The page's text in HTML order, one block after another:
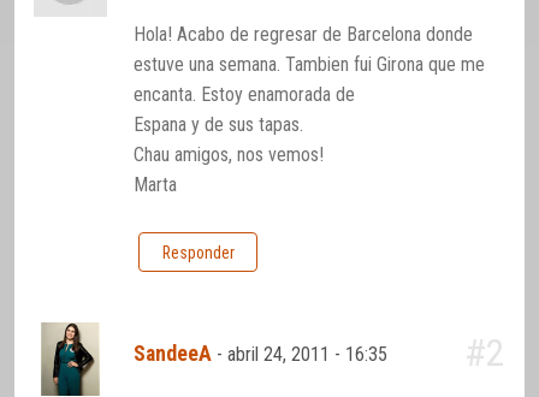
Hola! Acabo de regresar de Barcelona donde
estuve una semana. Tambien fui Girona que me
encanta. Estoy enamorada de
Espana y de sus tapas.
Chau amigos, nos vemos!
Marta
Responder
SandeeA -abril 24, 2011 - 16:35 #2